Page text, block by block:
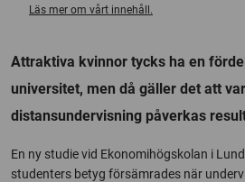
Läs mer om vårt innehåll.
Attraktiva kvinnor tycks ha en
universitet, men då gäller det att
distansundervisning påverkas
En ny studie vid Ekonomihögskolan i
studenters betyg försämrades när